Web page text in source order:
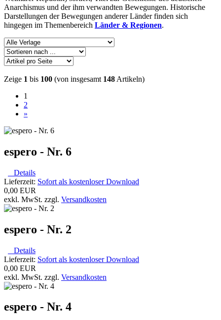
Anarchismus und der ihm verwandten Bewegungen. Historische
Darstellungen der Bewegungen anderer Länder finden sich
hingegen im Themenbereich Länder & Regionen.
Zeige 1 bis 100 (von insgesamt 148 Artikeln)
1
2
»
espero - Nr. 6
Details
Lieferzeit: Sofort als kostenloser Download
0,00 EUR
exkl. MwSt. zzgl. Versandkosten
espero - Nr. 2
Details
Lieferzeit: Sofort als kostenloser Download
0,00 EUR
exkl. MwSt. zzgl. Versandkosten
espero - Nr. 4